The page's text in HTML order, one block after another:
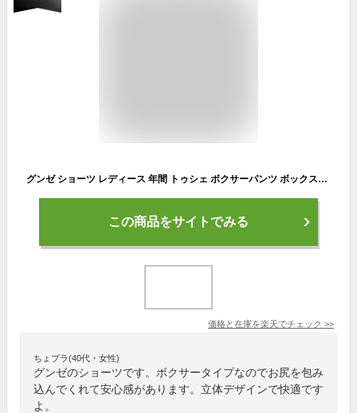
グンゼ ショーツ レディース 年間 トゥシェ ボクサーパンツ ボックスショーツ 下着 アンダーウェア 立体成型 3D 婦人 ヒップ きれい ストレッチ はきやすい まるでとろけるショーツ GUNZE Tuche TV2162P M-L GUNZE13
この商品をサイトでみる
価格と在庫を楽天でチェック >>
ちょプラ(40代・女性)
グンゼのショーツです。ボクサータイプなのでお尻を包み
込んでくれて安心感があります。立体デザインで快適です
よ。